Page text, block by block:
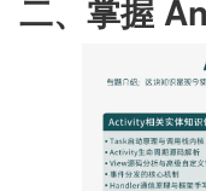
二、掌握